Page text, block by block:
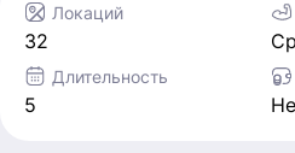
Локаций
32
Длительность
5